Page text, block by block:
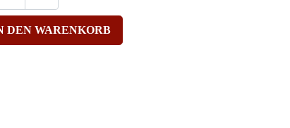
DEN WARENKORB